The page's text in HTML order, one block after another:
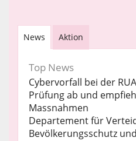
News Aktion
Top News
Cybervorfall bei der
Prüfung ab und
Massnahmen
Departement für
Bevölkerungsschutz